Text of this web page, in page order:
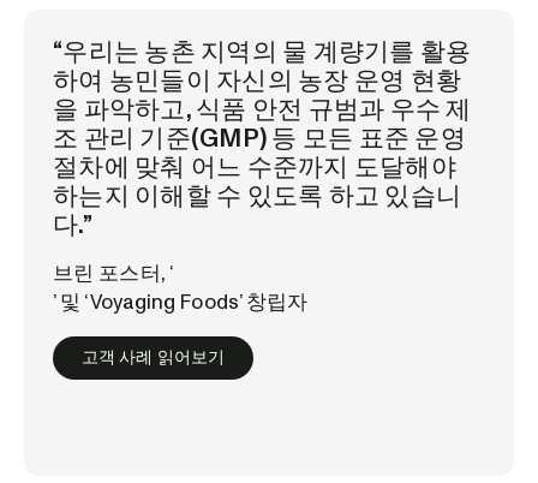
“우리는 농촌 지역의 물 계량기를 활용
하여 농민들이 자신의 농장 운영 현황
을 파악하고, 식품 안전 규범과 우수 제
조 관리 기준(GMP) 등 모든 표준 운영
절차에 맞춰 어느 수준까지 도달해야
하는지 이해할 수 있도록 하고 있습니
다.”
브린 포스터, ‘
’ 및 ‘Voyaging Foods’ 창립자
고객 사례 읽어보기